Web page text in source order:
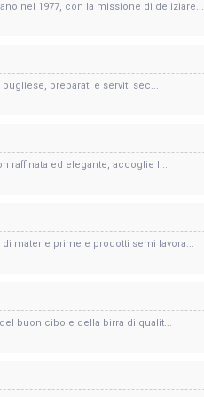
nel 1977, con la missione di deliziare...
preparati e serviti sec...
raffinata ed elegante, accoglie l...
materie prime e prodotti semi lavora...
buon cibo e della birra di qualit...